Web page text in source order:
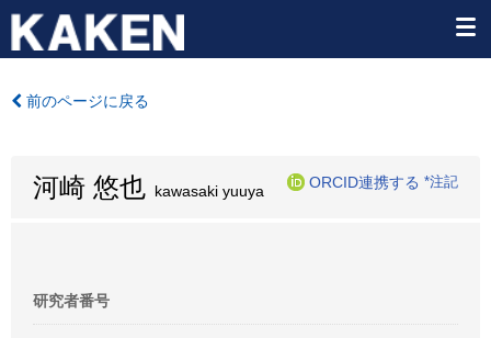
前のページに戻る
河崎 悠也 kawasaki yuuya
ORCID連携する *注記
研究者番号